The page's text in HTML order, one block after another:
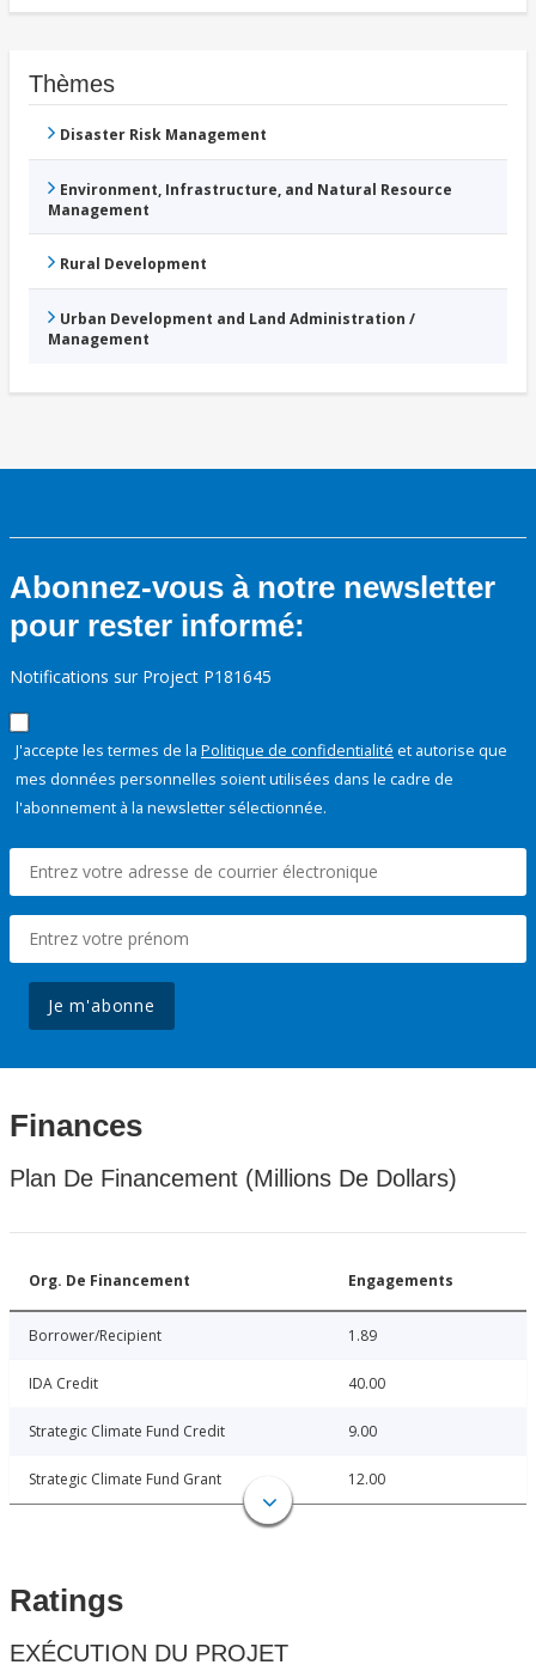
Thèmes
Disaster Risk Management
Environment, Infrastructure, and Natural Resource
Management
Rural Development
Urban Development and Land Administration /
Management
Abonnez-vous à notre newsletter
pour rester informé:
Notifications sur Project P181645
J'accepte les termes de la Politique de confidentialité et autorise que
mes données personnelles soient utilisées dans le cadre de
l'abonnement à la newsletter sélectionnée.
Je m'abonne
Finances
Plan De Financement (Millions De Dollars)
Org. De Financement Engagements
Borrower/Recipient 1.89
IDA Credit 40.00
Strategic Climate Fund Credit 9.00
Strategic Climate Fund Grant 12.00
Ratings
EXÉCUTION DU PROJET